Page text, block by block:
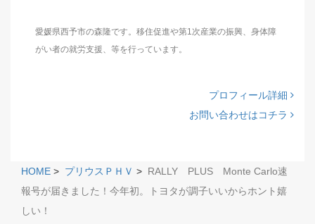
愛媛県西予市の森隆です。移住促進や第1次産業の振興、身体障
がい者の就労支援、等を行っています。
プロフィール詳細
お問い合わせはコチラ
HOME > プリウスＰＨＶ > RALLY PLUS Monte Carlo速
報号が届きました！今年初。トヨタが調子いいからホント嬉
しい！